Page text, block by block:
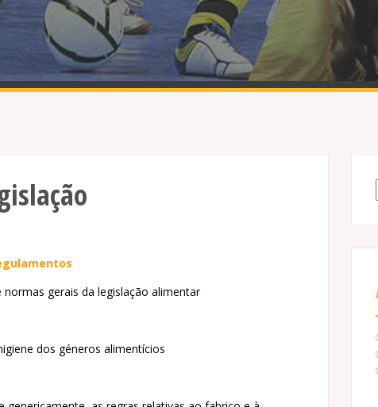
normas gerais da legislação alimentar
dos géneros alimentícios